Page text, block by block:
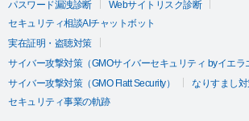
パスワード漏洩診断
Webサイトリスク診断
セキュリティ相談AIチャットボット
実在証明・盗聴対策
サイバー攻撃対策（GMOサイバーセキュリティ byイエラ
サイバー攻撃対策（GMO Flatt Security）
なりすまし
セキュリティ事業の軌跡